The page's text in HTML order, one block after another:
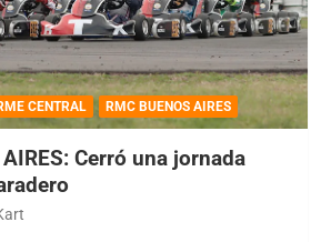
CENTRAL RMC BUENOS AIRES
AIRES: Cerró una jornada